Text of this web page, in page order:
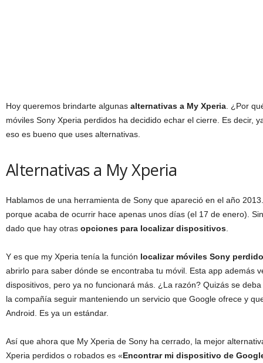
Hoy queremos brindarte algunas alternativas a My Xperia. ¿Por
móviles Sony Xperia perdidos ha decidido echar el cierre. Es decir,
eso es bueno que uses alternativas.
Alternativas a My Xperia
Hablamos de una herramienta de Sony que apareció en el año
porque acaba de ocurrir hace apenas unos días (el 17 de enero).
dado que hay otras opciones para localizar dispositivos.
Y es que my Xperia tenía la función localizar móviles Sony
abrirlo para saber dónde se encontraba tu móvil. Esta app además
dispositivos, pero ya no funcionará más. ¿La razón? Quizás se
la compañía seguir manteniendo un servicio que Google ofrece y
Android. Es ya un estándar.
Así que ahora que My Xperia de Sony ha cerrado, la mejor
Xperia perdidos o robados es «Encontrar mi dispositivo de